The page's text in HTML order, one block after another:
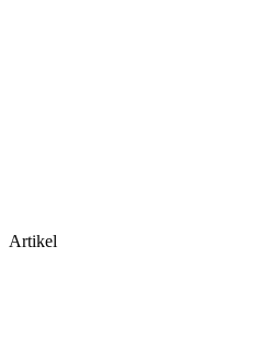
Artikel